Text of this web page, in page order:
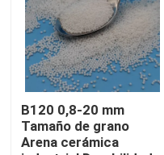
Inicio
Sobre nosotros
B120 0,8-20 mm
Tamaño de grano
Arena cerámica